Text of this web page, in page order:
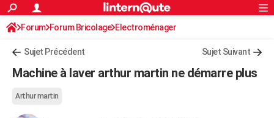
ACTUALITÉS
Politique
Société
Faits Divers
Education
Monde
Villes
+
AUTO
S'inscrire
Connexion
Forum Forum Bricolage Electroménager
Sujet Précédent Sujet Suivant
Machine à laver arthur martin ne démarre plus
Arthur martin